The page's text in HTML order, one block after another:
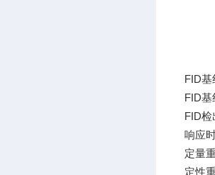
FID基
FID基
FID检
响应
定量
定性